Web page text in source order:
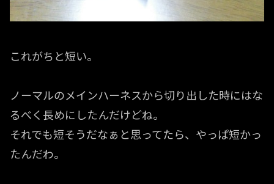
これがちと短い。
ノーマルのメインハーネスから切り出した時にはな
るべく長めにしたんだけどね。
それでも短そうだなぁと思ってたら、やっぱ短かっ
たんだわ。